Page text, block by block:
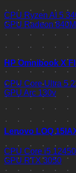
CPU Ryzen AI 5
GPU Radeon 840M
HP Omnibook X
CPU Core Ultra 5
GPU Arc 130v
Lenovo LOQ
CPU Core i5
GPU RTX 3050